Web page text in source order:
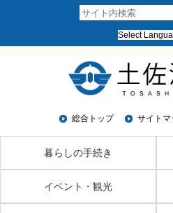
Select
総合トップ サイトマ
暮らしの手続き
イベント・観光